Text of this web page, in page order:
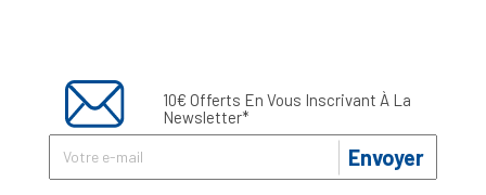
10€ Offerts En Vous Inscrivant À La
Newsletter*
Envoyer